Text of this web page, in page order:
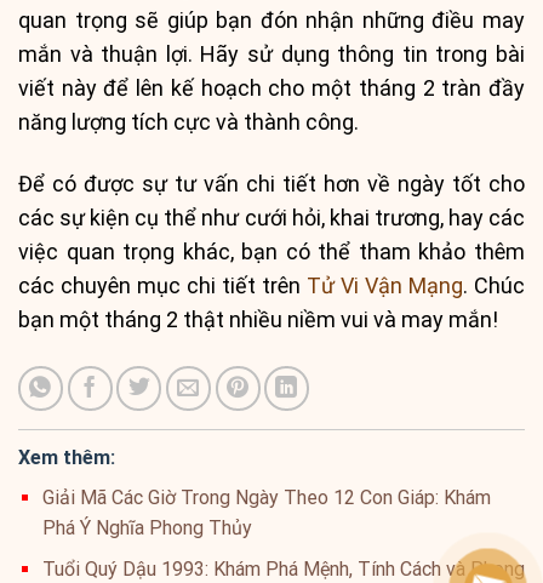
quan trọng sẽ giúp bạn đón nhận những điều may
mắn và thuận lợi. Hãy sử dụng thông tin trong bài
viết này để lên kế hoạch cho một tháng 2 tràn đầy
năng lượng tích cực và thành công.
Để có được sự tư vấn chi tiết hơn về ngày tốt cho
các sự kiện cụ thể như cưới hỏi, khai trương, hay các
việc quan trọng khác, bạn có thể tham khảo thêm
các chuyên mục chi tiết trên Tử Vi Vận Mạng. Chúc
bạn một tháng 2 thật nhiều niềm vui và may mắn!
Xem thêm:
Giải Mã Các Giờ Trong Ngày Theo 12 Con Giáp: Khám
Phá Ý Nghĩa Phong Thủy
Tuổi Quý Dậu 1993: Khám Phá Mệnh, Tính Cách và Phong